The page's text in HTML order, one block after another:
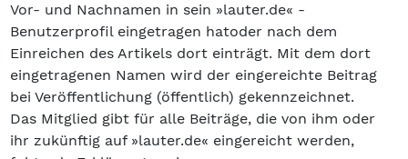
Vor- und Nachnamen in sein »lauter.de« -
Benutzerprofil eingetragen hatoder nach dem
Einreichen des Artikels dort einträgt. Mit dem dort
eingetragenen Namen wird der eingereichte Beitrag
bei Veröffentlichung (öffentlich) gekennzeichnet.
Das Mitglied gibt für alle Beiträge, die von ihm oder
ihr zukünftig auf »lauter.de« eingereicht werden,